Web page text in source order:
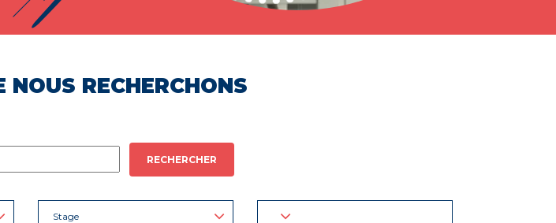
RECHERCHONS
RECHERCHER
Stage